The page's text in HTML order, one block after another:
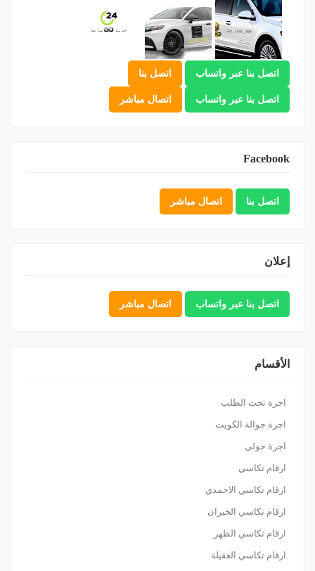
اتصل بنا عبر واتساب اتصل بنا
اتصل بنا عبر واتساب اتصال مباشر
Facebook
اتصل بنا اتصال مباشر
إعلان
اتصل بنا عبر واتساب اتصال مباشر
الأقسام
اجرة تحت الطلب
اجرة جوالة الكويت
اجرة حولي
ارقام تكاسي
ارقام تكاسي الاحمدي
ارقام تكاسي الخيران
ارقام تكاسي الظهر
ارقام تكاسي العقيلة